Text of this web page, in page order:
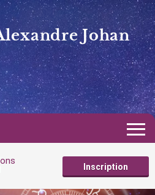
Johan
Inscription